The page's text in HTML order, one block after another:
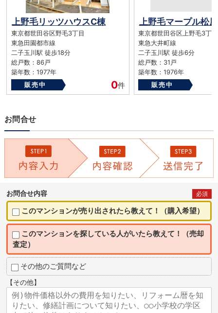
上野毛リッツハウスC棟
東京都世田谷区野毛3丁目
東急田園都市線
二子玉川駅 徒歩18分
総戸数：86戸
築年数：1977年
販売中
0件
上野毛マープル松原
東京都世田谷区上野毛3丁目
東急大井町線
二子玉川駅 徒歩6分
総戸数：31戸
築年数：1976年
販売中
お問合せ
お問合せ内容 必須
このマンションが売り出されたら教えて！（購入希望）
このマンションを探している人がいたら教えて！（売却
査定）
その他のご質問など
【その他】